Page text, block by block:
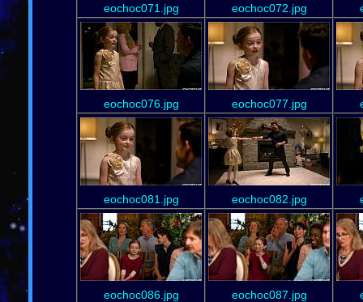
eochoc071.jpg eochoc072.jpg
eochoc076.jpg eochoc077.jpg
eochoc081.jpg eochoc082.jpg
eochoc086.jpg eochoc087.jpg